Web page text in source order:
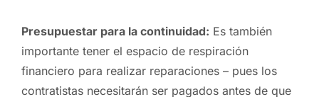
Presupuestar para la continuidad: Es también
importante tener el espacio de respiración
financiero para realizar reparaciones – pues los
contratistas necesitarán ser pagados antes de que